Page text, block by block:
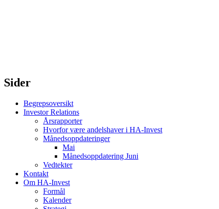
Sider
Begrepsoversikt
Investor Relations
Årsrapporter
Hvorfor være andelshaver i HA-Invest
Månedsoppdateringer
Mai
Månedsoppdatering Juni
Vedtekter
Kontakt
Om HA-Invest
Formål
Kalender